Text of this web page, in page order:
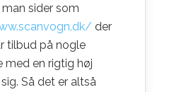
man sider som
der
tilbud på nogle
med en rigtig høj
Så det er altså